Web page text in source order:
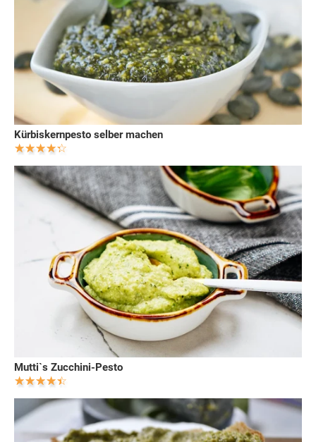
Kürbiskernpesto selber machen
Mutti`s Zucchini-Pesto